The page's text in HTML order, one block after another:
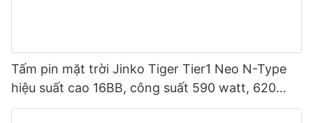
Tấm pin mặt trời Jinko Tiger Tier1 Neo N-Type
hiệu suất cao 16BB, công suất 590 watt, 620
watt, 630 watt, 650 watt, dạng module hai mặt.